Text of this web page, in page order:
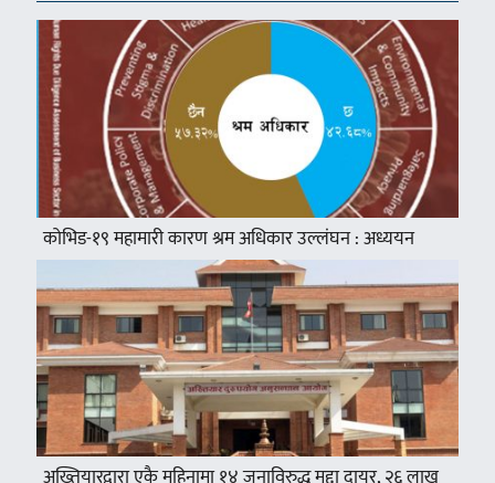
कोभिड-१९ महामारी कारण श्रम अधिकार उल्लंघन : अध्ययन